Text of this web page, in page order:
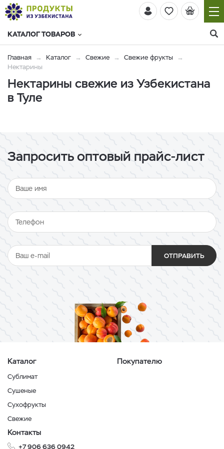
КАТАЛОГ ТОВАРОВ
Главная Каталог Свежие
Свежие фрукты
Нектарины
Нектарины свежие из Узбекистана
в Туле
Запросить оптовый прайс-лист
ОТПРАВИТЬ
Каталог
Сублимат
Сушеные
Сухофрукты
Свежие
Покупателю
Контакты
+7 906 636 0942